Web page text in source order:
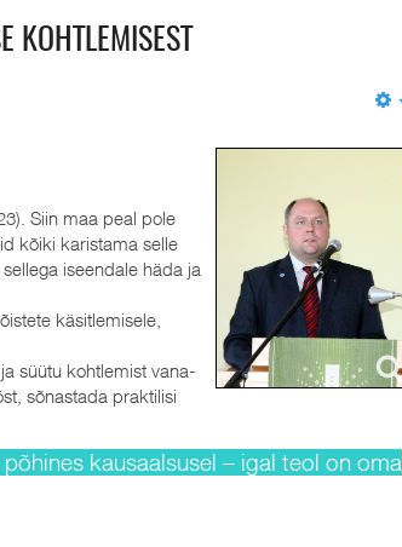
KOHTLEMISEST
Siin maa peal pole
kõiki karistama selle
iseendale häda ja
käsitlemisele,
süütu kohtlemist vana-
sõnastada praktilisi
kausaalsusel – igal teol on oma